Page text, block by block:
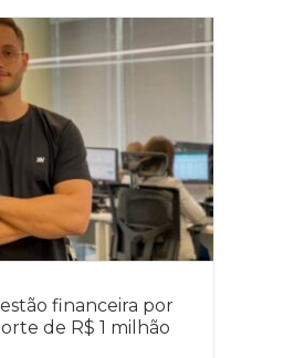
financeira por
de R$ 1 milhão